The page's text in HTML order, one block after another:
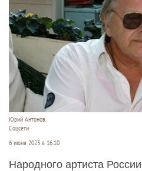
Юрий Антонов.
Соцсети
6 июня 2023 в 16:10
Народного артиста